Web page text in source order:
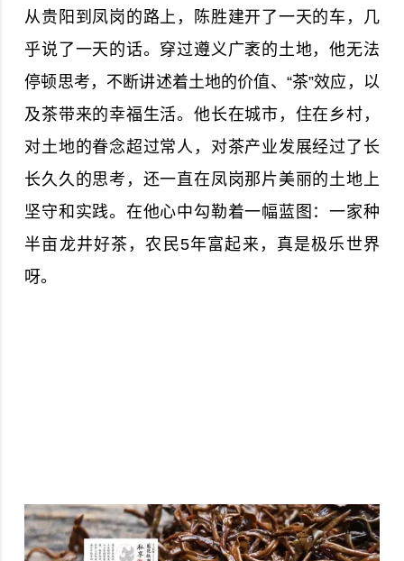
从贵阳到凤岗的路上，陈胜建开了一天的车，几
乎说了一天的话。穿过遵义广袤的土地，他无法
停顿思考，不断讲述着土地的价值、“茶”效应，以
及茶带来的幸福生活。他长在城市，住在乡村，
对土地的眷念超过常人，对茶产业发展经过了长
长久久的思考，还一直在凤岗那片美丽的土地上
坚守和实践。在他心中勾勒着一幅蓝图：一家种
半亩龙井好茶，农民5年富起来，真是极乐世界
呀。